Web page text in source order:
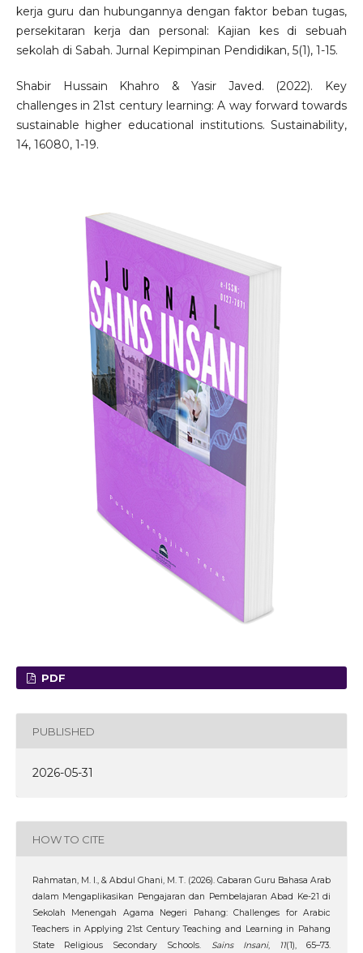
kerja guru dan hubungannya dengan faktor beban tugas,
persekitaran kerja dan personal: Kajian kes di sebuah
sekolah di Sabah. Jurnal Kepimpinan Pendidikan, 5(1), 1-15.
Shabir Hussain Khahro & Yasir Javed. (2022). Key
challenges in 21st century learning: A way forward towards
sustainable higher educational institutions. Sustainability,
14, 16080, 1-19.
PDF
PUBLISHED
2026-05-31
HOW TO CITE
Rahmatan, M. I., & Abdul Ghani, M. T. (2026). Cabaran Guru Bahasa Arab
dalam Mengaplikasikan Pengajaran dan Pembelajaran Abad Ke-21 di
Sekolah Menengah Agama Negeri Pahang: Challenges for Arabic
Teachers in Applying 21st Century Teaching and Learning in Pahang
State Religious Secondary Schools.
Sains Insani, 11(1), 65–73.